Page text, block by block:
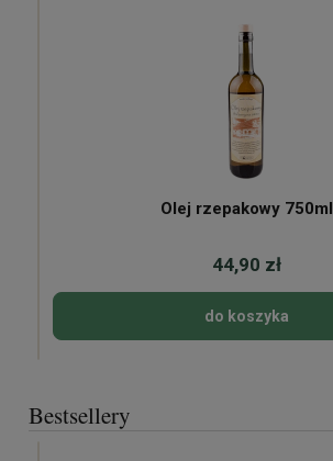
Olej rzepakowy 750ml
44,90 zł
do koszyka
Bestsellery